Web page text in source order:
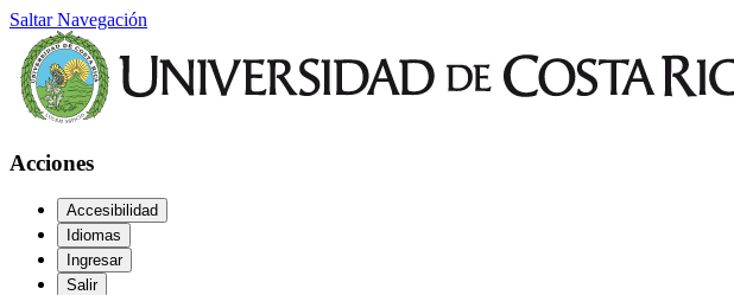
Saltar Navegación
Acciones
Accesibilidad
Idiomas
Ingresar
Salir